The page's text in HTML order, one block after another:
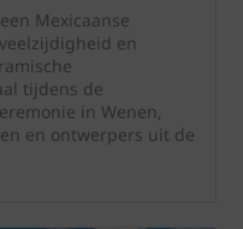
Mexicaanse
en
tijdens de
in Wenen,
en ontwerpers uit de